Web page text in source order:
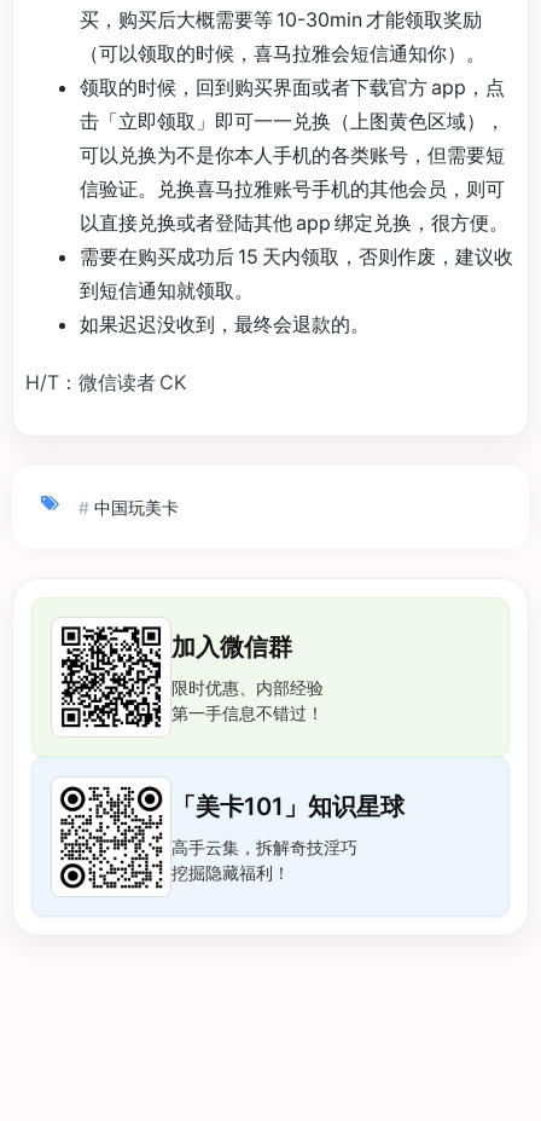
买，购买后大概需要等 10-30min 才能领取奖励
（可以领取的时候，喜马拉雅会短信通知你）。
领取的时候，回到购买界面或者下载官方 app，点
击「立即领取」即可一一兑换（上图黄色区域），
可以兑换为不是你本人手机的各类账号，但需要短
信验证。兑换喜马拉雅账号手机的其他会员，则可
以直接兑换或者登陆其他 app 绑定兑换，很方便。
需要在购买成功后 15 天内领取，否则作废，建议收
到短信通知就领取。
如果迟迟没收到，最终会退款的。
H/T：微信读者 CK
# 中国玩美卡
加入微信群
限时优惠、内部经验
第一手信息不错过！
「美卡101」知识星球
高手云集，拆解奇技淫巧
挖掘隐藏福利！